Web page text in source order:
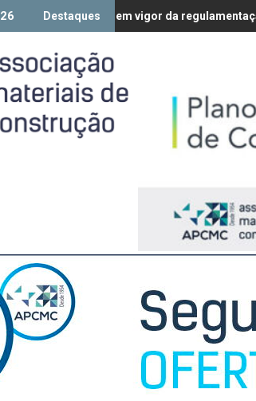
Destaques
em vigor da regulamentação do Lobby -